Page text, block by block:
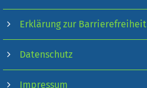
Erklärung zur Barrierefreiheit
Datenschutz
Impressum